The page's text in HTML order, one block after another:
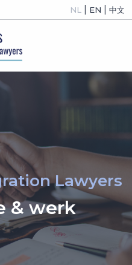
NL EN 中文
Lawyers
& werk